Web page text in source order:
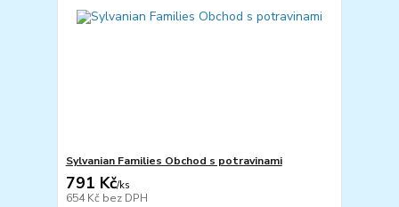
Sylvanian Families Obchod s potravinami
791 Kč/ks
654 Kč bez DPH